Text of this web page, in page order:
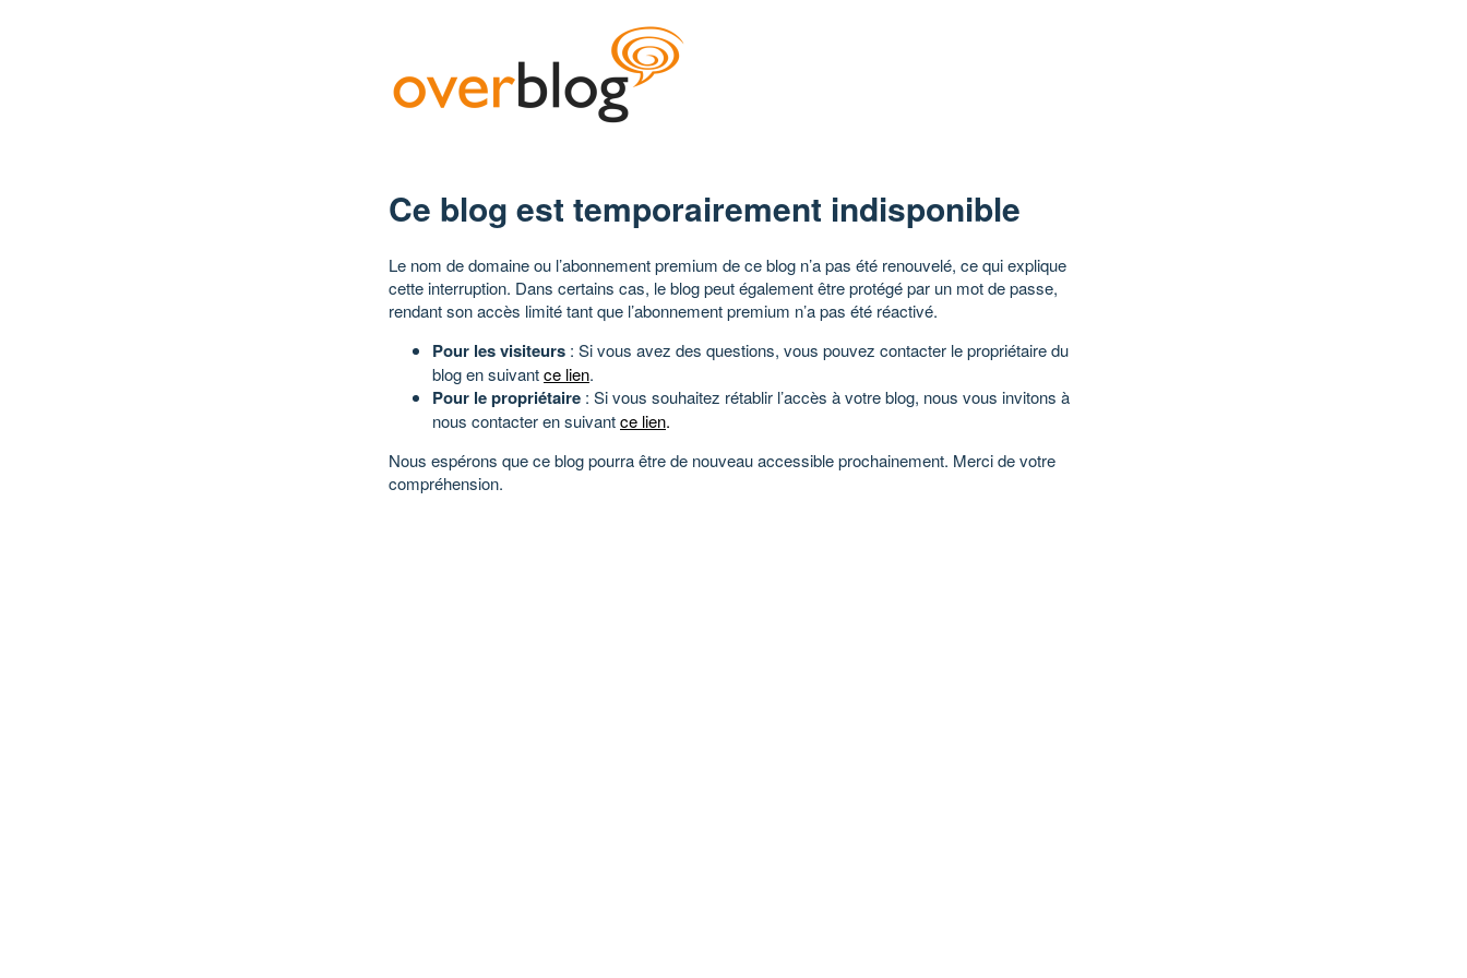
Ce blog est temporairement indisponible
Le nom de domaine ou l’abonnement premium de ce blog n’a pas été renouvelé, ce qui explique
cette interruption. Dans certains cas, le blog peut également être protégé par un mot de passe,
rendant son accès limité tant que l’abonnement premium n’a pas été réactivé.
Pour les visiteurs : Si vous avez des questions, vous pouvez contacter le propriétaire du
blog en suivantce lien.
Pour le propriétaire : Si vous souhaitez rétablir l’accès à votre blog, nous vous invitons à
nous contacter en suivantce lien.
Nous espérons que ce blog pourra être de nouveau accessible prochainement. Merci de votre
compréhension.